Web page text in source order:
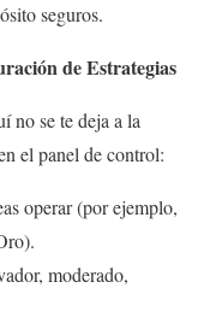
seguros.
de Estrategias
no se te deja a la
el panel de control:
operar (por ejemplo,
moderado,